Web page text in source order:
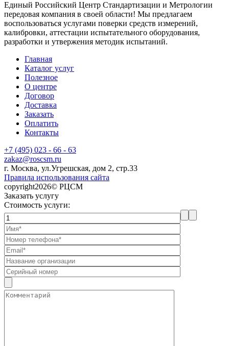
Единый Российский Центр Стандартизации и Метрологии
передовая компания в своей области! Мы предлагаем
воспользоваться услугами поверки средств измерений,
калибровки, аттестации испытательного оборудования,
разработки и утвержения методик испытаний.
Главная
Каталог услуг
Полезное
О центре
Договор
Доставка
Заказать
Оплатить
Контакты
+7 (495) 023 - 66 - 63
zakaz@roscsm.ru
г. Москва, ул.Угрешская, дом 2, стр.33
Правила использования сайта
copyright2026© РЦСМ
Заказать услугу
Стоимость услуги: